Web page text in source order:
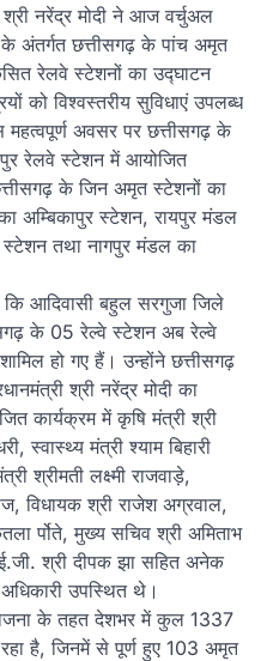
श्री नरेंद्र मोदी ने आज वर्चुअल
अंतर्गत छत्तीसगढ़ के पांच अमृत
रेलवे स्टेशनों का उद्घाटन
को विश्वस्तरीय सुविधाएं उपलब्ध
अवसर पर छत्तीसगढ़ के
रेलवे स्टेशन में आयोजित
के जिन अमृत स्टेशनों का
अम्बिकापुर स्टेशन, रायपुर मंडल
स्टेशन तथा नागपुर मंडल का
कि आदिवासी बहुल सरगुजा जिले
के 05 रेल्वे स्टेशन अब रेल्वे
हो गए हैं। उन्होंने छत्तीसगढ़
श्री नरेंद्र मोदी का
कार्यक्रम में कृषि मंत्री श्री
स्वास्थ्य मंत्री श्याम बिहारी
श्रीमती लक्ष्मी राजवाड़े,
विधायक श्री राजेश अग्रवाल,
र्पोते, मुख्य सचिव श्री अमिताभ
श्री दीपक झा सहित अनेक
उपस्थित थे।
के तहत देशभर में कुल 1337
है, जिनमें से पूर्ण हुए 103 अमृत